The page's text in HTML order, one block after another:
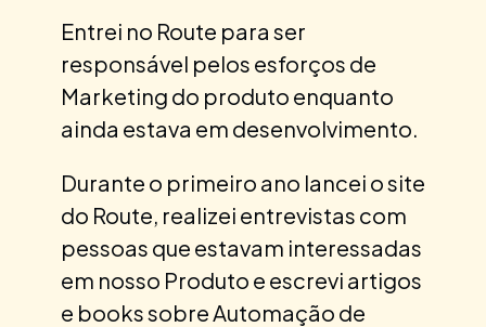
Entrei no Route para ser
responsável pelos esforços de
Marketing do produto enquanto
ainda estava em desenvolvimento.
Durante o primeiro ano lancei o site
do Route, realizei entrevistas com
pessoas que estavam interessadas
em nosso Produto e escrevi artigos
e books sobre Automação de